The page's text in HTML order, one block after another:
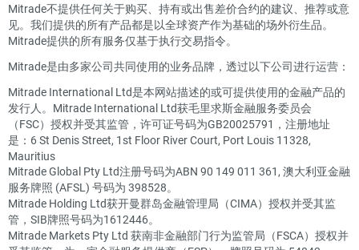
Mitrade不提供任何关于购买、持有或出售差价合约的建议、推荐或意
见。我们提供的所有产品都是以全球资产作为基础的场外衍生品。
Mitrade提供的所有服务仅基于执行交易指令。
Mitrade是由多家公司共同使用的业务品牌，透过以下公司进行运营：
Mitrade International Ltd是本网站描述的或可提供使用的金融产品的
发行人。Mitrade International Ltd获毛里求斯金融服务委员会
（FSC）授权并受其监管，许可证号码为GB20025791，注册地址
是：6 St Denis Street, 1st Floor River Court, Port Louis 11328,
Mauritius
Mitrade Global Pty Ltd注册号码为ABN 90 149 011 361, 澳大利亚金融
服务牌照 (AFSL) 号码为 398528。
Mitrade Holding Ltd获开曼群岛金融管理局（CIMA）授权并受其监
管，SIB牌照号码为1612446。
Mitrade Markets Pty Ltd 获南非金融部门行为监管局（FSCA）授权并